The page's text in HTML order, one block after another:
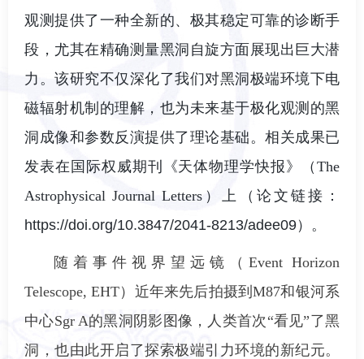
观测提供了一种全新的、极其稳定可靠的诊断手
段，尤其在精确测量黑洞自旋方面展现出巨大潜
力。该研究不仅深化了我们对黑洞极端环境下电
磁辐射机制的理解，也为未来基于极化观测的黑
洞成像和参数反演提供了理论基础。相关成果已
发表在国际权威期刊《天体物理学快报》（The
Astrophysical Journal Letters）上（论文链接：
https://doi.org/10.3847/2041-8213/adee09）。
随着事件视界望远镜（Event Horizon
Telescope, EHT）近年来先后拍摄到M87和银河系
中心Sgr A的黑洞阴影图像，人类首次“看见”了黑
洞，也由此开启了探索极端引力环境的新纪元。